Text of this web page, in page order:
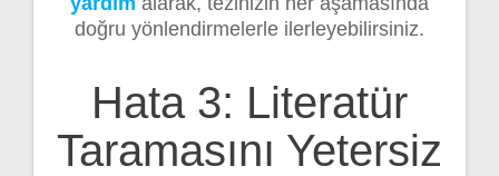
doğru yönlendirmelerle ilerleyebilirsiniz.
Hata 3: Literatür
Taramasını Yetersiz